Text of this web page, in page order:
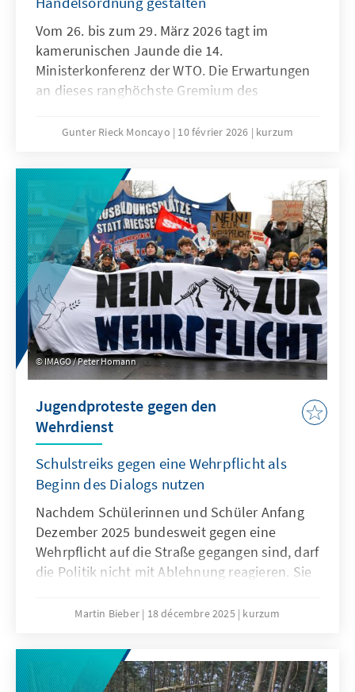
Vom 26. bis zum 29. März 2026 tagt im
kamerunischen Jaunde die 14.
Ministerkonferenz der WTO. Die Erwartungen
an dieses ranghöchste Gremium des
geht ernsthaft davon aus, dass der seit der 4.
Stillstand aufgelöst werden kann. Die seit
Jahren geforderte grundlegende Reform der
WTO wird auch dieses Mal nicht gelingen. Das
ist zwar keine gute Nachricht für die globale
Handelsordnung, es bedeutet aber nicht, dass
den konstruktiven Kräften innerhalb der
Weltgemeinschaft und insbesondere der EU
die Hände gebunden sind.
Gunter Rieck Moncayo 10 février 2026 kurzum
IMAGO / Peter Homann
Jugendproteste gegen den
Wehrdienst
Schulstreiks gegen eine Wehrpflicht als
Beginn des Dialogs nutzen
Nachdem Schülerinnen und Schüler Anfang
Dezember 2025 bundesweit gegen eine
Wehrpflicht auf die Straße gegangen sind, darf
die Politik nicht mit Ablehnung reagieren. Sie
jungen Generation offen begegnen. Nur wenn
Maßnahmen wie das
Wehrdienstmodernisierungsgesetz oder ein
Martin Bieber 18 décembre 2025 kurzum